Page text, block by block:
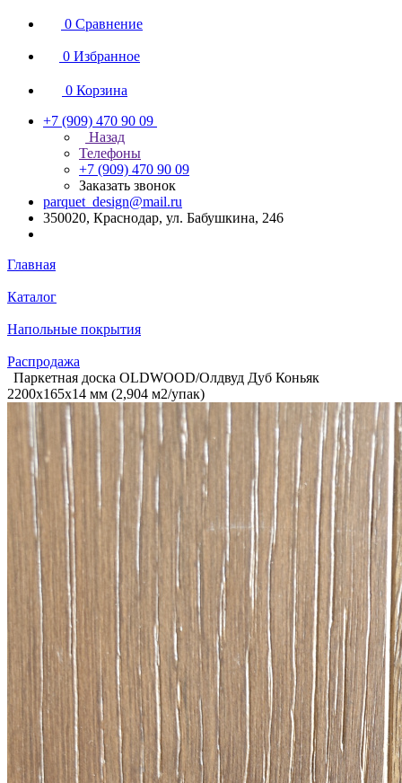
0 Сравнение
0 Избранное
0 Корзина
+7 (909) 470 90 09
Назад
Телефоны
+7 (909) 470 90 09
Заказать звонок
parquet_design@mail.ru
350020, Краснодар, ул. Бабушкина, 246
Главная
Каталог
Напольные покрытия
Распродажа
Паркетная доска OLDWOOD/Олдвуд Дуб Коньяк
2200х165х14 мм (2,904 м2/упак)